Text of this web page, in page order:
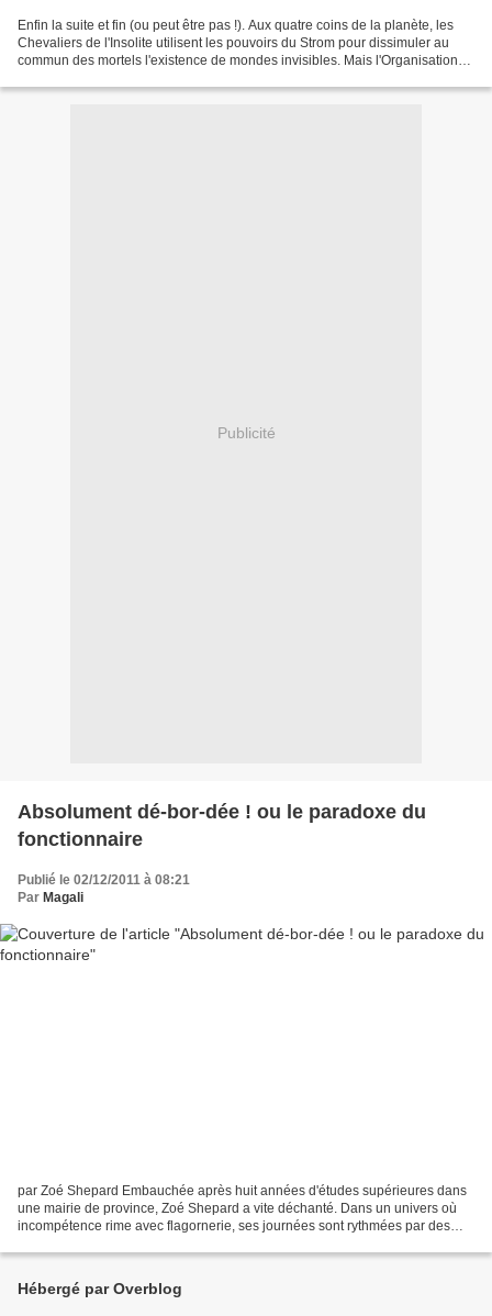
Enfin la suite et fin (ou peut être pas !). Aux quatre coins de la planète, les
Chevaliers de l'Insolite utilisent les pouvoirs du Strom pour dissimuler au
commun des mortels l'existence de mondes invisibles. Mais l'Organisation
Publicité
Absolument dé-bor-dée ! ou le paradoxe du
fonctionnaire
Publié le 02/12/2011 à 08:21
Par Magali
par Zoé Shepard Embauchée après huit années d'études supérieures dans
une mairie de province, Zoé Shepard a vite déchanté. Dans un univers où
incompétence rime avec flagornerie, ses journées sont rythmées par des
Hébergé par Overblog